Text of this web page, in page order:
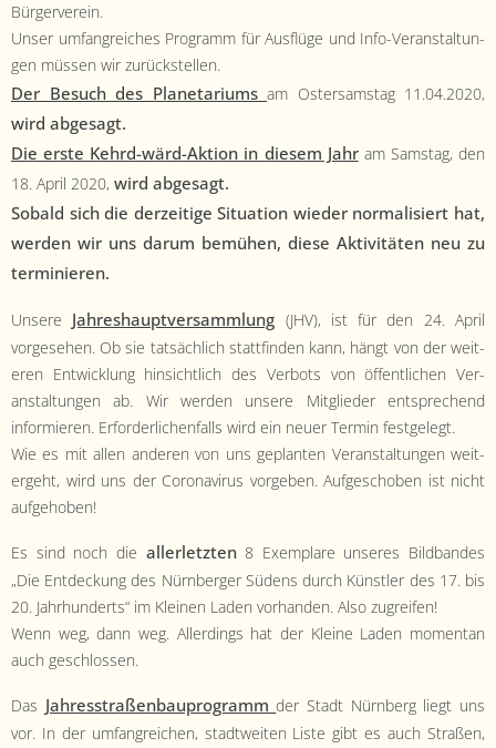
- Unser Team
- Satzung
- Mitglied werden
- Flyer
Bürg­ervere­in.
Unser umfan­gre­ich­es Pro­gramm für Aus­flüge und Info-Ver­anstal­tun­
gen müssen wir zurück­stellen.
Der Besuch des Plan­e­tar­i­ums am Oster­sam­stag 11.04.2020,
wird abge­sagt.
Die erste Kehrd-wärd-Aktion in diesem Jahram Sam­stag, den
18. April 2020, wird abge­sagt.
Sobald sich die derzeit­ige Sit­u­a­tion wieder nor­mal­isiert hat,
wer­den wir uns darum bemühen, diese Aktiv­itäten neu zu
terminieren.
Unsere Jahre­shauptver­samm­lung (JHV), ist für den 24. April
vorge­se­hen. Ob sie tat­säch­lich stat­tfind­en kann, hängt von der weit­
eren Entwick­lung hin­sichtlich des Ver­bots von öffentlichen Ver­
anstal­tun­gen ab. Wir wer­den unsere Mit­glieder entsprechend
informieren. Erforder­lichen­falls wird ein neuer Ter­min fest­gelegt.
Wie es mit allen anderen von uns geplanten Ver­anstal­tun­gen weit­
erge­ht, wird uns der Coro­n­avirus vorgeben. Aufgeschoben ist nicht
aufgehoben!
Es sind noch die aller­let­zten8 Exem­plare unseres Bild­ban­des
„Die Ent­deck­ung des Nürn­berg­er Südens durch Kün­stler des 17. bis
20. Jahrhun­derts“ im Kleinen Laden vorhan­den. Also zugreifen!
Wenn weg, dann weg. Allerd­ings hat der Kleine Laden momen­tan
auch geschlossen.
Das Jahresstraßen­baupro­grammder Stadt Nürn­berg liegt uns
vor. In der umfan­gre­ichen, stadtweit­en Liste gibt es auch Straßen,